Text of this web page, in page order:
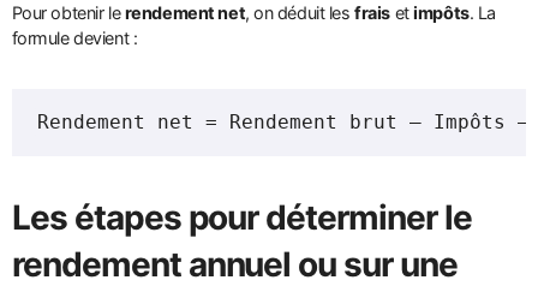
Pour obtenir lerendement net, on déduit lesfrais etimpôts. La
formule devient :
Rendement net = Rendement brut – Impôts
Les étapes pour déterminer le
rendementannuel ou sur une